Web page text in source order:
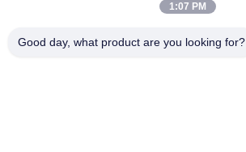
1:07 PM
Good day, what product are you looking for?